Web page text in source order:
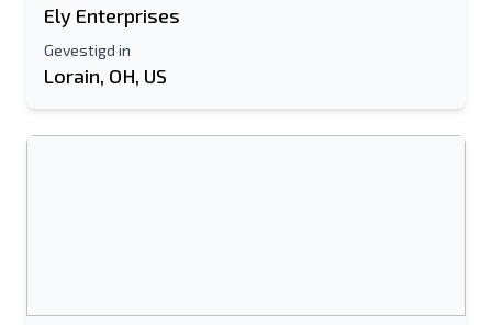
Ely Enterprises
Gevestigd in
Lorain, OH, US